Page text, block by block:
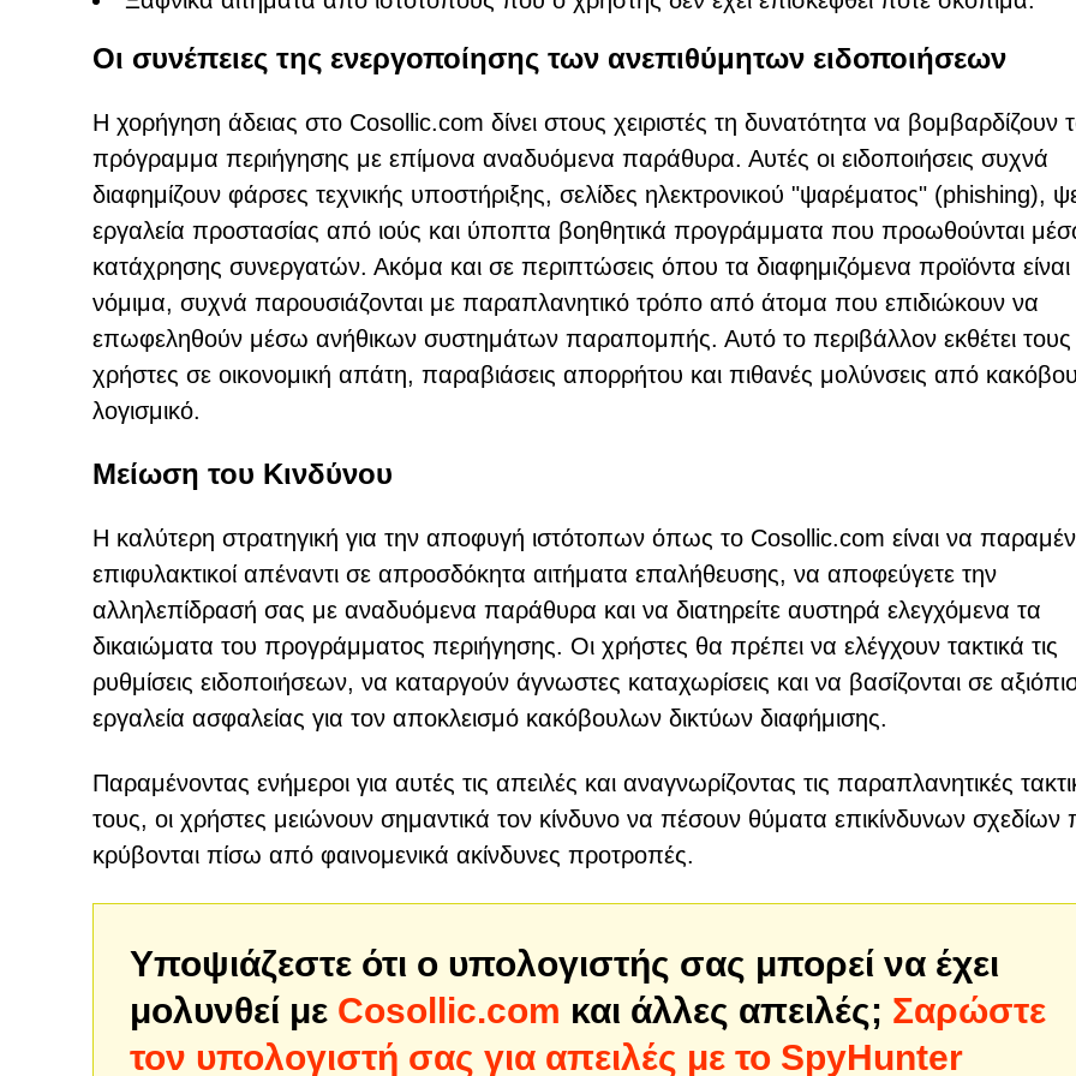
Οι συνέπειες της ενεργοποίησης των ανεπιθύμητων ειδοποιήσεων
Η χορήγηση άδειας στο Cosollic.com δίνει στους χειριστές τη δυνατότητα να βομβαρδίζουν
πρόγραμμα περιήγησης με επίμονα αναδυόμενα παράθυρα. Αυτές οι ειδοποιήσεις συχνά
διαφημίζουν φάρσες τεχνικής υποστήριξης, σελίδες ηλεκτρονικού "ψαρέματος" (phishing),
εργαλεία προστασίας από ιούς και ύποπτα βοηθητικά προγράμματα που προωθούνται
κατάχρησης συνεργατών. Ακόμα και σε περιπτώσεις όπου τα διαφημιζόμενα προϊόντα είναι
νόμιμα, συχνά παρουσιάζονται με παραπλανητικό τρόπο από άτομα που επιδιώκουν να
επωφεληθούν μέσω ανήθικων συστημάτων παραπομπής. Αυτό το περιβάλλον εκθέτει τους
χρήστες σε οικονομική απάτη, παραβιάσεις απορρήτου και πιθανές μολύνσεις από
λογισμικό.
Μείωση του Κινδύνου
Η καλύτερη στρατηγική για την αποφυγή ιστότοπων όπως το Cosollic.com είναι να
επιφυλακτικοί απέναντι σε απροσδόκητα αιτήματα επαλήθευσης, να αποφεύγετε την
αλληλεπίδρασή σας με αναδυόμενα παράθυρα και να διατηρείτε αυστηρά ελεγχόμενα τα
δικαιώματα του προγράμματος περιήγησης. Οι χρήστες θα πρέπει να ελέγχουν τακτικά τις
ρυθμίσεις ειδοποιήσεων, να καταργούν άγνωστες καταχωρίσεις και να βασίζονται σε
εργαλεία ασφαλείας για τον αποκλεισμό κακόβουλων δικτύων διαφήμισης.
Παραμένοντας ενήμεροι για αυτές τις απειλές και αναγνωρίζοντας τις παραπλανητικές
τους, οι χρήστες μειώνουν σημαντικά τον κίνδυνο να πέσουν θύματα επικίνδυνων σχεδίων
κρύβονται πίσω από φαινομενικά ακίνδυνες προτροπές.
Υποψιάζεστε ότι ο υπολογιστής σας μπορεί να έχει
μολυνθεί με Cosollic.com και άλλες απειλές; Σαρώστε
τον υπολογιστή σας για απειλές με το SpyHunter